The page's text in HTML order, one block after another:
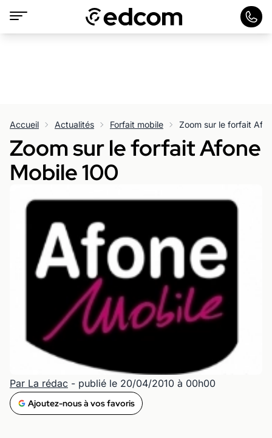
Accueil Actualités Forfait mobile Zoom sur le forfait
Zoom sur le forfait Afone
Mobile 100
Par La rédac - publié le 20/04/2010 à 00h00
Ajoutez-nous à vos favoris